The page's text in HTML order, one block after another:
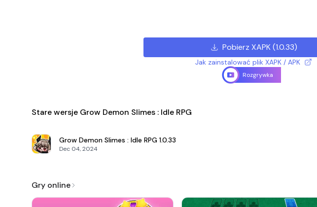
Pobierz XAPK(1.0.33)
Jak zainstalować plik XAPK / APK
Rozgrywka
Stare wersje Grow Demon Slimes : Idle RPG
Grow Demon Slimes : Idle RPG 1.0.33
Dec 04, 2024
Gry online